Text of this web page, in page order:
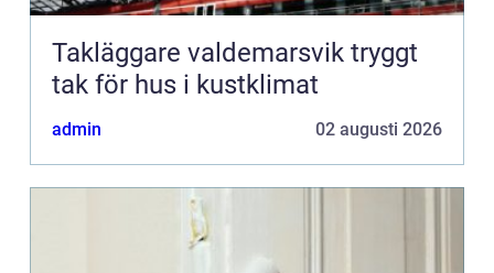
Takläggare valdemarsvik tryggt
tak för hus i kustklimat
admin 02 augusti 2026